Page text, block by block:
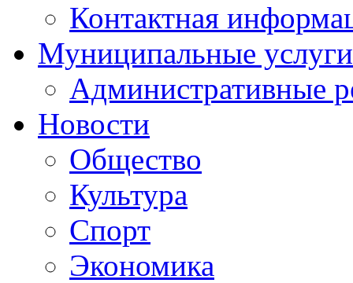
Контактная
Муниципальные услуги
Административные
Новости
Общество
Культура
Спорт
Экономика